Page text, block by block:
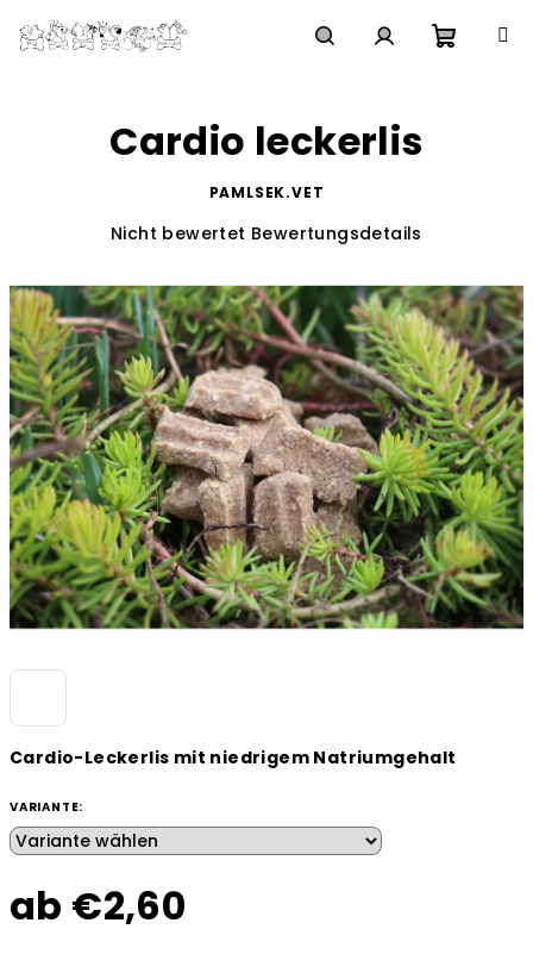
Inhalt
springen
Cardio-Leckerlis mit niedrigem Natriumgehalt
VARIANTE:
ab €2,60
Cardio leckerlis
PAMLSEK.VET
Die
Produktbewertung
ist
0,0
von
5
Sternen.
Nicht bewertet Bewertungsdetails